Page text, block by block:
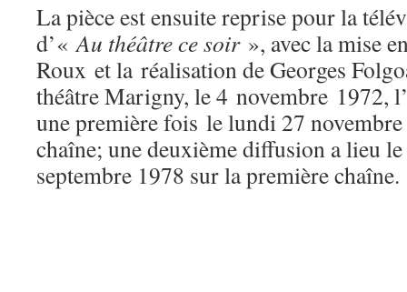
La pièce est ensuite reprise pour la
d’«Au théâtre ce soir », avec la mise
Roux et la réalisation de Georges
théâtre Marigny, le 4 novembre 1972,
une première fois le lundi 27
chaîne; une deuxième diffusion a lieu
septembre 1978 sur la première chaîne.